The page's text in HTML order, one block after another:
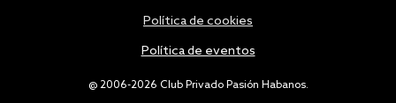
@ 2006-2026 Club Privado Pasión Habanos.
Política de cookies
Política de eventos